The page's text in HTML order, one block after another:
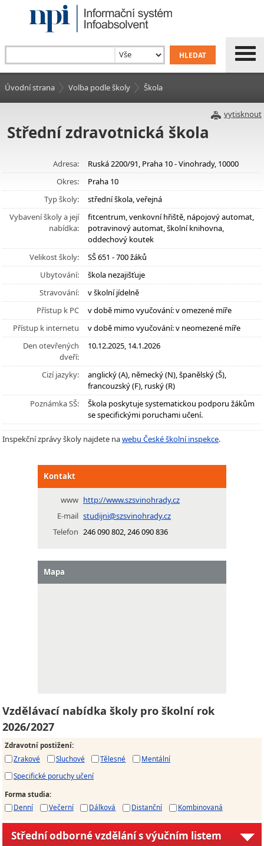
Úvodní strana Volba podle školy Škola
vytisknout
Střední zdravotnická škola
Adresa:
Ruská 2200/91, Praha 10 - Vinohrady, 10000
Okres:
Praha 10
Typ školy:
střední škola, veřejná
Vybavení školy a její
nabídka:
fitcentrum, venkovní hřiště, nápojový automat,
potravinový automat, školní knihovna,
oddechový koutek
Velikost školy:
SŠ 651 - 700 žáků
Ubytování:
škola nezajišťuje
Stravování:
v školní jídelně
Přístup k PC
v době mimo vyučování: v omezené míře
Přístup k internetu
v době mimo vyučování: v neomezené míře
Den otevřených
dveří:
10.12.2025, 14.1.2026
Cizí jazyky:
anglický (A), německý (N), španělský (Š),
francouzský (F), ruský (R)
Poznámka SŠ:
Škola poskytuje systematickou podporu žákům
se specifickými poruchami učení.
Inspekční zprávy školy najdete nawebu České školní inspekce.
Kontakt
www http://www.szsvinohrady.cz
E-mail studijni@szsvinohrady.cz
Telefon 246 090 802, 246 090 836
Mapa
Vzdělávací nabídka školy pro školní rok
2026/2027
Zdravotní postižení:
Zrakové
Sluchové Tělesné
Mentální
Specifické poruchy učení
Forma studia:
Denní
Večerní Dálková Distanční Kombinovaná
Střední odborné vzdělání s výučním listem